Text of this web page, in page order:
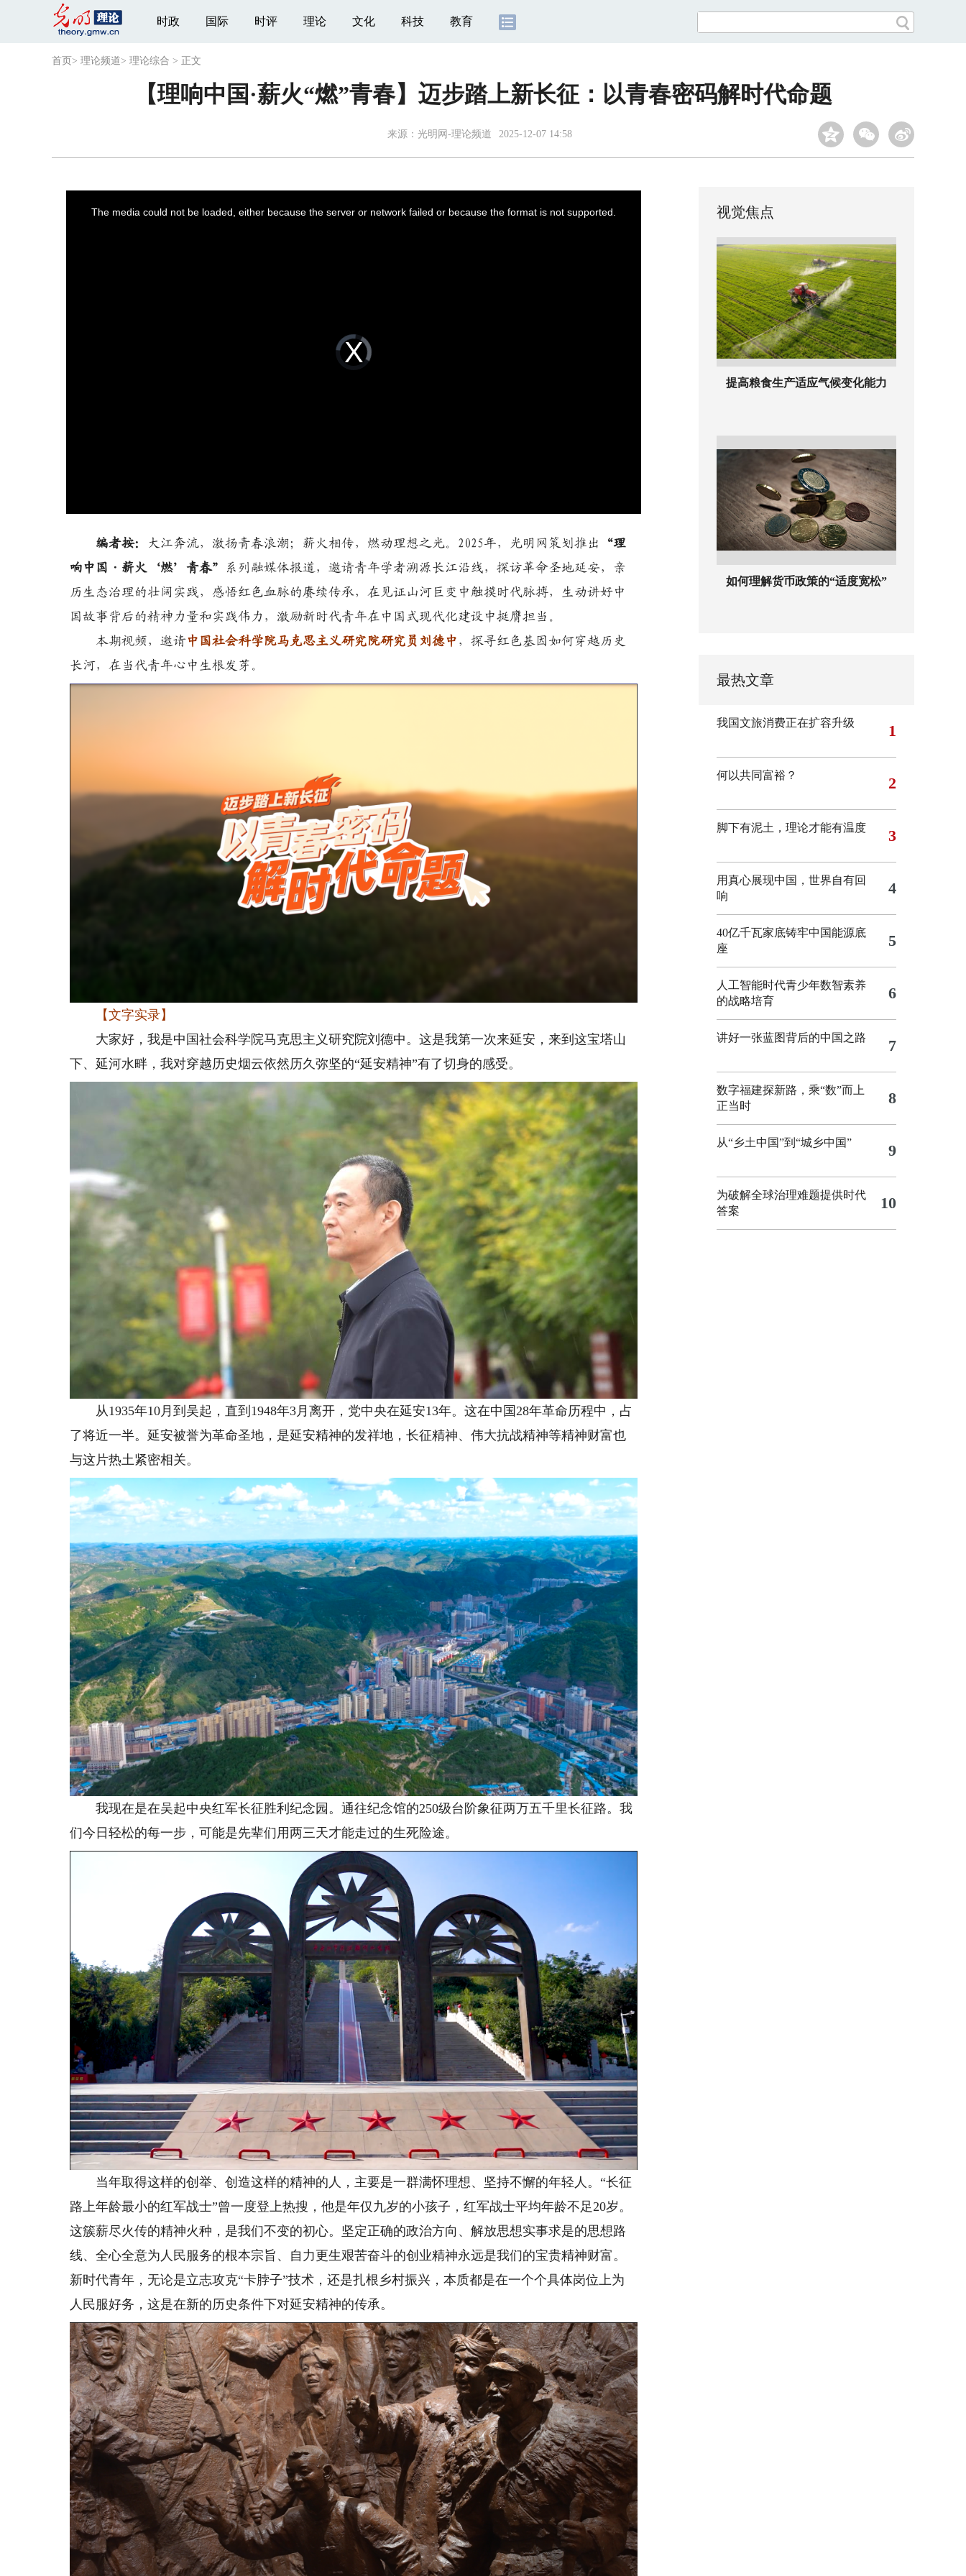
时政 国际 时评 理论 文化 科技 教育
首页 > 理论频道> 理论综合 > 正文
【理响中国·薪火“燃”青春】迈步踏上新长征：以青春密码解时代命题
来源： 光明网-理论频道 2025-12-07 14:58
Video
Player
loading.
The media could not be loaded, either because the server or network failed or because the format is not supported.
编者按： 大江奔流，激扬青春浪潮；薪火相传，燃动理想之光。2025年，光明网策划推出
“理
响中国·薪火‘燃’青春”
系列融媒体报道，邀请青年学者溯源长江沿线，探访革命圣地延安，亲
历生态治理的壮阔实践，感悟红色血脉的赓续传承，在见证山河巨变中触摸时代脉搏，生动讲好中
国故事背后的精神力量和实践伟力，激励新时代青年在中国式现代化建设中挺膺担当。
本期视频，邀请中国社会科学院马克思主义研究院研究员刘德中 ，探寻红色基因如何穿越历史
长河，在当代青年心中生根发芽。
【文字实录】
大家好，我是中国社会科学院马克思主义研究院刘德中。这是我第一次来延安，来到这宝塔山
下、延河水畔，我对穿越历史烟云依然历久弥坚的“延安精神”有了切身的感受。
从1935年10月到吴起，直到1948年3月离开，党中央在延安13年。这在中国28年革命历程中，占
了将近一半。延安被誉为革命圣地，是延安精神的发祥地，长征精神、伟大抗战精神等精神财富也
与这片热土紧密相关。
我现在是在吴起中央红军长征胜利纪念园。通往纪念馆的250级台阶象征两万五千里长征路。我
们今日轻松的每一步，可能是先辈们用两三天才能走过的生死险途。
当年取得这样的创举、创造这样的精神的人，主要是一群满怀理想、坚持不懈的年轻人。“长征
路上年龄最小的红军战士”曾一度登上热搜，他是年仅九岁的小孩子，红军战士平均年龄不足20岁。
这簇薪尽火传的精神火种，是我们不变的初心。坚定正确的政治方向、解放思想实事求是的思想路
线、全心全意为人民服务的根本宗旨、自力更生艰苦奋斗的创业精神永远是我们的宝贵精神财富。
新时代青年，无论是立志攻克“卡脖子”技术，还是扎根乡村振兴，本质都是在一个个具体岗位上为
人民服好务，这是在新的历史条件下对延安精神的传承。
视觉焦点
提高粮食生产适应气候变化能力
如何理解货币政策的“适度宽松”
最热文章
我国文旅消费正在扩容升级 1
何以共同富裕？ 2
脚下有泥土，理论才能有温度 3
用真心展现中国，世界自有回
响
4
40亿千瓦家底铸牢中国能源底
座
5
人工智能时代青少年数智素养
的战略培育
6
讲好一张蓝图背后的中国之路 7
数字福建探新路，乘“数”而上
正当时
8
从“乡土中国”到“城乡中国” 9
为破解全球治理难题提供时代
答案
10